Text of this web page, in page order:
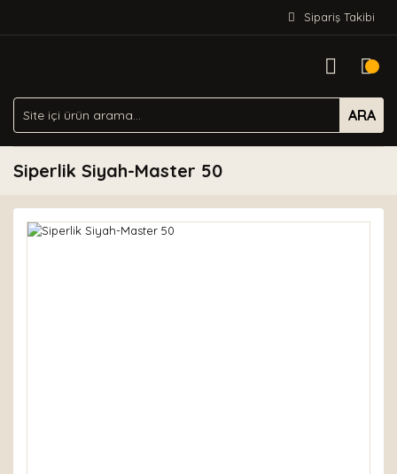
Sipariş Takibi
ARA
Siperlik Siyah-Master 50